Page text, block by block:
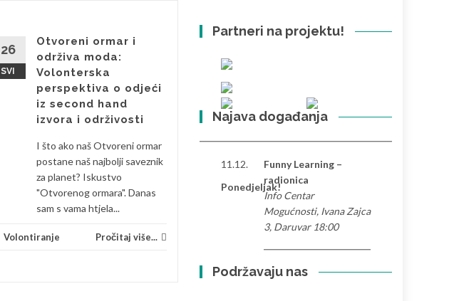
26
SVI
Otvoreni ormar i
održiva moda:
Volonterska
perspektiva o odjeći
iz second hand
izvora i održivosti
I što ako naš Otvoreni ormar
postane naš najbolji saveznik
za planet? Iskustvo
"Otvorenog ormara". Danas
sam s vama htjela...
Volontiranje Pročitaj više...
26
SVI
Razlike između
značajno vrijeme u Hrvatskoj i
Turskoj, primijetio sam
Volontiranje Pročitaj više...
Partneri na projektu!
Najava događanja
11.12.
Ponedjeljak!
Funny Learning –
radionica
Info Centar
Mogućnosti, Ivana Zajca
3, Daruvar 18:00
Podržavaju nas